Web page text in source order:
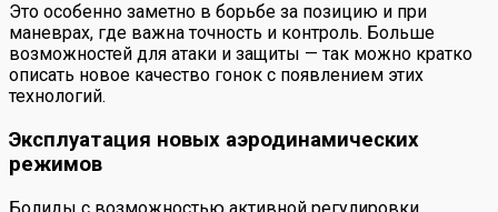
Это особенно заметно в борьбе за позицию и при
маневрах, где важна точность и контроль. Больше
возможностей для атаки и защиты — так можно кратко
описать новое качество гонок с появлением этих
технологий.
Эксплуатация новых аэродинамических
режимов
Болиды с возможностью активной регулировки